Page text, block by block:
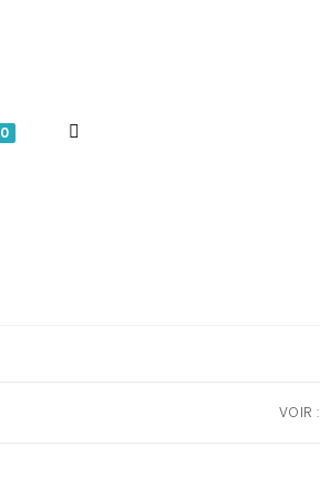
0 TOGGLE
VOIR :